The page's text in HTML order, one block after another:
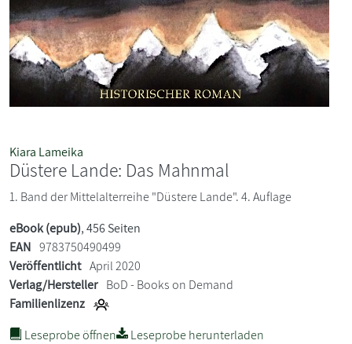
Kiara Lameika
Düstere Lande: Das Mahnmal
1. Band der Mittelalterreihe "Düstere Lande". 4. Auflage
eBook (epub), 456 Seiten
EAN 9783750490499
Veröffentlicht April 2020
Verlag/Hersteller BoD - Books on Demand
Familienlizenz
Leseprobe öffnen
Leseprobe herunterladen